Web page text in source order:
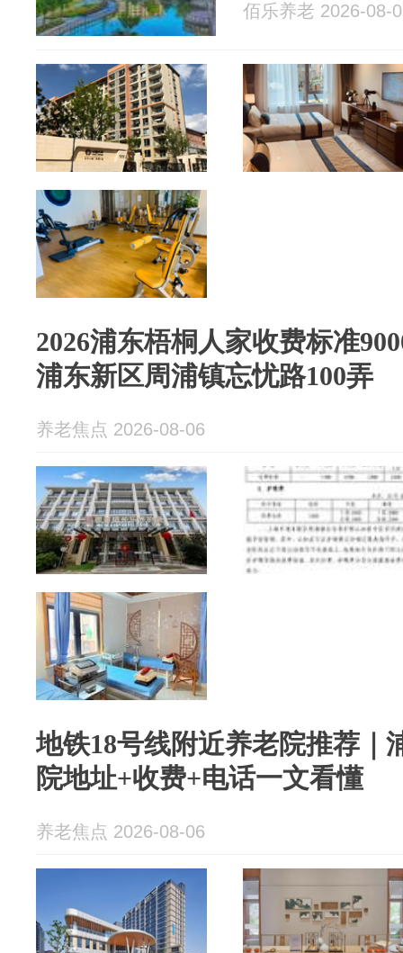
佰乐养老 2026-08-
2026浦东梧桐人家收费标准
浦东新区周浦镇忘忧路100弄
养老焦点 2026-08-06
地铁18号线附近养老院推荐｜
院地址+收费+电话一文看懂
养老焦点 2026-08-06